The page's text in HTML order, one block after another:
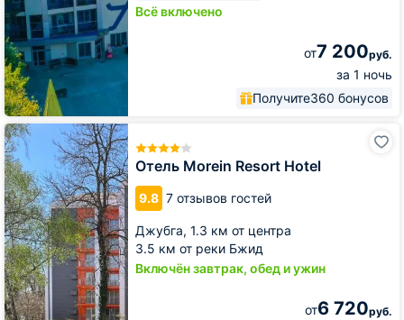
Всё включено
от7 200руб.
за 1 ночь
Получите360 бонусов
Отель Morein Resort Hotel
9.8 7 отзывов гостей
Джубга, 1.3 км от центра
3.5 км от реки Бжид
Включён завтрак, обед и ужин
от6 720руб.
Отель
Morein
Resort
Hotel